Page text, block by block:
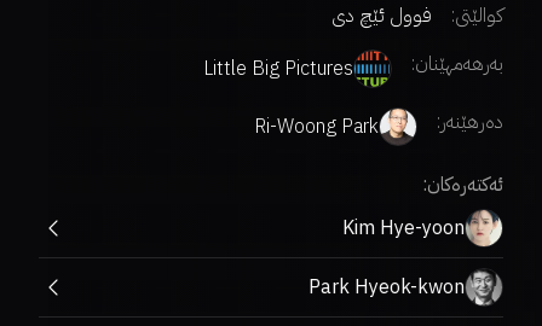
کوالێتی:
فوول ئێچ دی
بەرهەمهێنان:
Little Big Pictures
دەرهێنەر:
Ri-Woong Park
ئەکتەرەکان:
Kim Hye-yoon
Park Hyeok-kwon